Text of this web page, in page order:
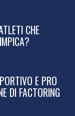
CHE
E PRO
DI FACTORING